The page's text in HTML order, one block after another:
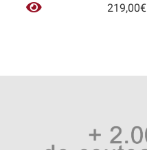
219,00€